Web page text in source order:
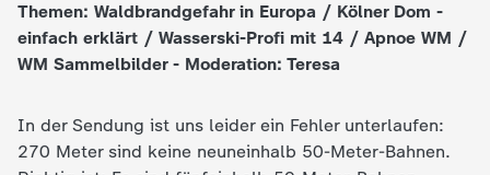
e
Themen: Waldbrandgefahr in Europa / Kölner Dom -
einfach erklärt / Wasserski-Profi mit 14 / Apnoe WM /
WM Sammelbilder - Moderation: Teresa
In der Sendung ist uns leider ein Fehler unterlaufen:
270 Meter sind keine neuneinhalb 50-Meter-Bahnen.